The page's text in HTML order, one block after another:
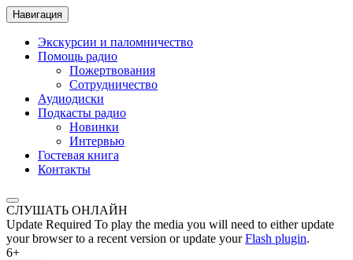
Навигация
Экскурсии и паломничество
Помощь радио
Пожертвования
Сотрудничество
Аудиодиски
Подкасты радио
Новинки
Интервью
Гостевая книга
Контакты
СЛУШАТЬ ОНЛАЙН
Update Required To play the media you will need to either update
your browser to a recent version or update yourFlash plugin.
6+